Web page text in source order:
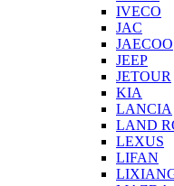
IVECO
JAC
JAECOO
JEEP
JETOUR
KIA
LANCIA
LAND
LEXUS
LIFAN